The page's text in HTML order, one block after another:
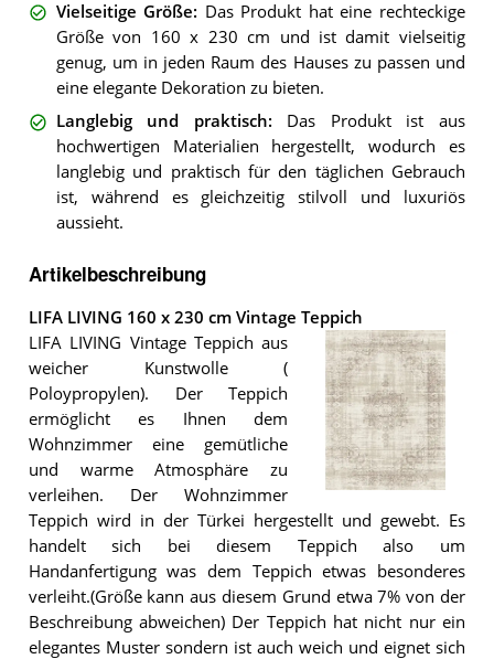
Vielseitige Größe: Das Produkt hat eine rechteckige
Größe von 160 x 230 cm und ist damit vielseitig
genug, um in jeden Raum des Hauses zu passen und
eine elegante Dekoration zu bieten.
Langlebig und praktisch: Das Produkt ist aus
hochwertigen Materialien hergestellt, wodurch es
langlebig und praktisch für den täglichen Gebrauch
ist, während es gleichzeitig stilvoll und luxuriös
aussieht.
Artikelbeschreibung
LIFA LIVING 160 x 230 cm Vintage Teppich
LIFA
LIVING
160
x
230
cm
Vintage
Teppich .
LIFA LIVING Vintage Teppich aus
weicher Kunstwolle (
Poloypropylen). Der Teppich
ermöglicht es Ihnen dem
Wohnzimmer eine gemütliche
und warme Atmosphäre zu
verleihen. Der Wohnzimmer
Teppich wird in der Türkei hergestellt und gewebt. Es
handelt sich bei diesem Teppich also um
Handanfertigung was dem Teppich etwas besonderes
verleiht.(Größe kann aus diesem Grund etwa 7% von der
Beschreibung abweichen) Der Teppich hat nicht nur ein
elegantes Muster sondern ist auch weich und eignet sich